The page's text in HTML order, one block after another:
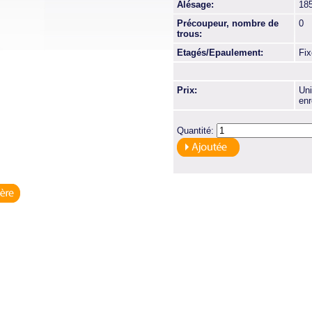
Alésage:
Précoupeur, nombre de
trous:
0
Etagés/Epaulement:
Prix:
Quantité: